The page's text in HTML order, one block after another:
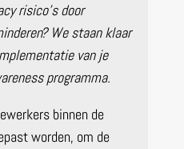
risico’s door
We staan klaar
van je
programma.
binnen de
worden, om de